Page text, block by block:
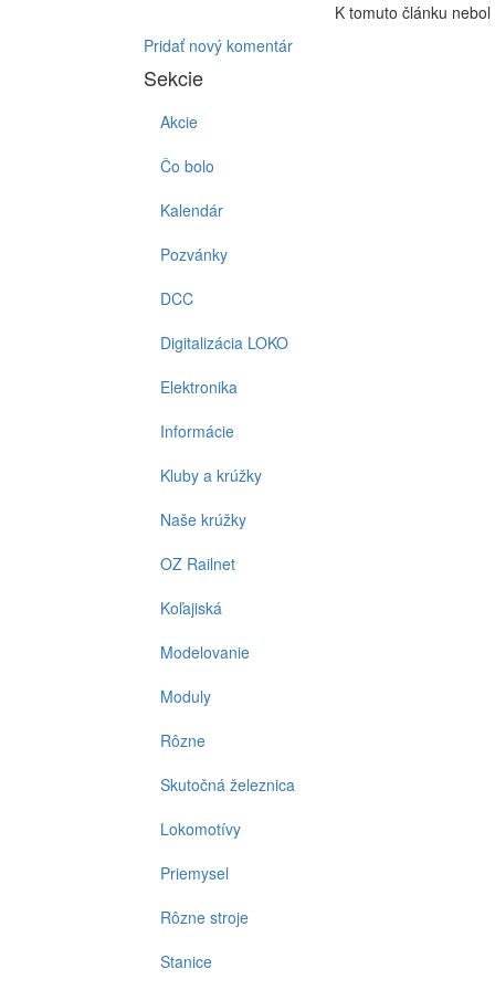
K tomuto článku
Pridať nový komentár
Sekcie
Akcie
Čo bolo
Kalendár
Pozvánky
DCC
Digitalizácia LOKO
Elektronika
Informácie
Kluby a krúžky
Naše krúžky
OZ Railnet
Koľajiská
Modelovanie
Moduly
Rôzne
Skutočná železnica
Lokomotívy
Priemysel
Rôzne stroje
Stanice